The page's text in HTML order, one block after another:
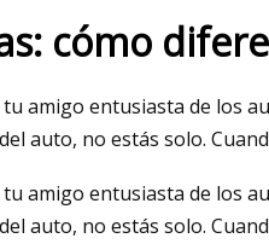
cómo
amigo entusiasta de los
auto, no estás solo.
amigo entusiasta de los
auto, no estás solo.